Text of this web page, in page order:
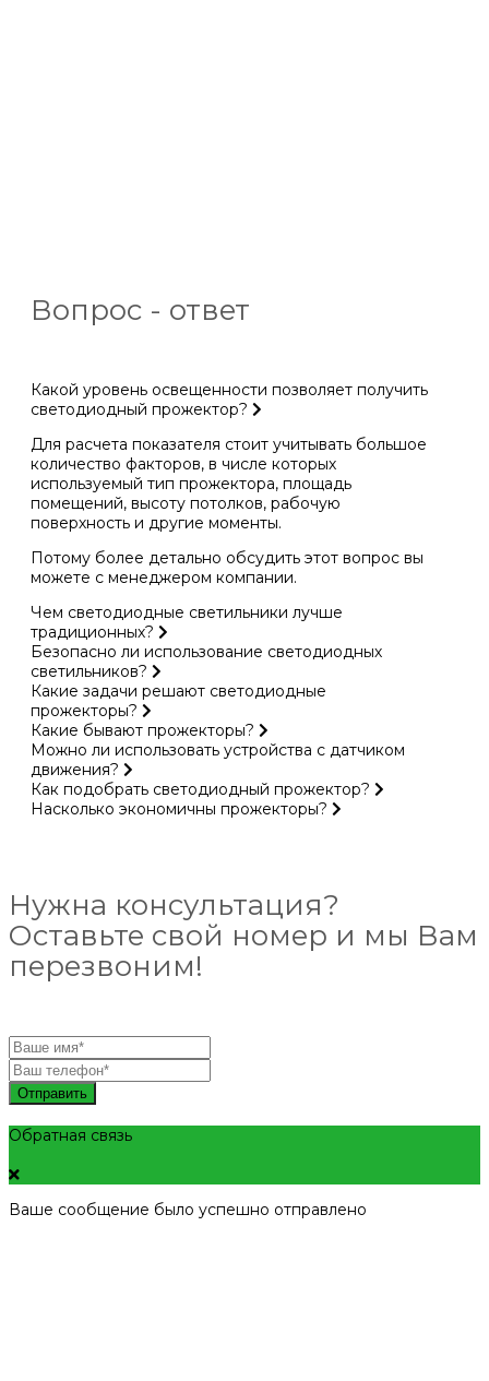
Вопрос - ответ
Какой уровень освещенности позволяет получить
светодиодный прожектор?
Для расчета показателя стоит учитывать большое
количество факторов, в числе которых
используемый тип прожектора, площадь
помещений, высоту потолков, рабочую
поверхность и другие моменты.
Потому более детально обсудить этот вопрос вы
можете с менеджером компании.
Чем светодиодные светильники лучше
традиционных?
Безопасно ли использование светодиодных
светильников?
Какие задачи решают светодиодные
прожекторы?
Какие бывают прожекторы?
Можно ли использовать устройства с датчиком
движения?
Как подобрать светодиодный прожектор?
Насколько экономичны прожекторы?
Нужна консультация?
Оставьте свой номер и мы Вам
перезвоним!
Отправить
Обратная связь
Ваше сообщение было успешно отправлено